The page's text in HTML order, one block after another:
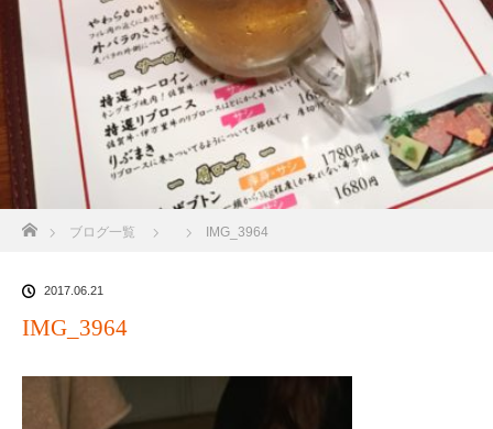
ブログ一覧 IMG_3964
2017.06.21
IMG_3964